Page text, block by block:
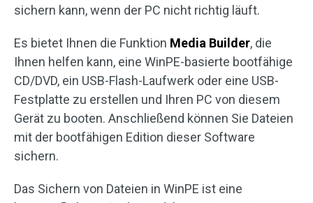
sichern kann, wenn der PC nicht richtig läuft.
Es bietet Ihnen die Funktion Media Builder, die
Ihnen helfen kann, eine WinPE-basierte bootfähige
CD/DVD, ein USB-Flash-Laufwerk oder eine USB-
Festplatte zu erstellen und Ihren PC von diesem
Gerät zu booten. Anschließend können Sie Dateien
mit der bootfähigen Edition dieser Software
sichern.
Das Sichern von Dateien in WinPE ist eine